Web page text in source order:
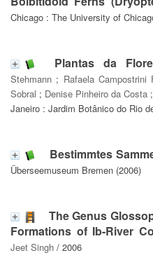
Chicago : The University of
Plantas da
Stehmann ; Rafaela Campostrini
Sobral ; Denise Pinheiro da Costa ;
Janeiro : Jardim Botânico do Rio
Bestimmtes
Überseemuseum Bremen (2006)
The Genus
Formations of Ib-River
Jeet Singh / 2006